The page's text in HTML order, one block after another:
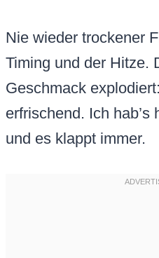
Nie wieder trockener
Timing und der Hitze.
Geschmack
erfrischend. Ich hab’s
und es klappt immer.